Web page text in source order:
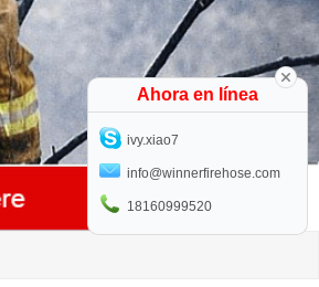
Ahora en línea
ivy.xiao7
info@winnerfirehose.com
18160999520